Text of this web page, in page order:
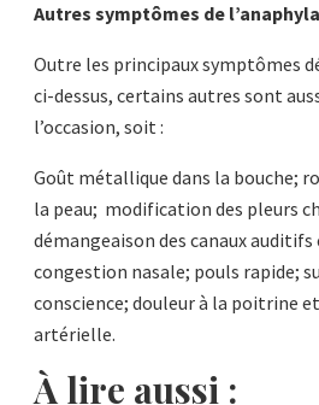
Autres symptômes de
Outre les principaux symptômes
ci-dessus, certains autres sont
l’occasion, soit :
Goût métallique dans la bouche;
la peau; modification des pleurs
démangeaison des canaux
congestion nasale; pouls rapide;
conscience; douleur à la poitrine
artérielle.
À lire aussi :